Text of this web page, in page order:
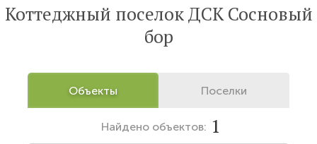
Коттеджный поселок ДСК Сосновый
бор
Объекты Поселки
Найденообъектов: 1